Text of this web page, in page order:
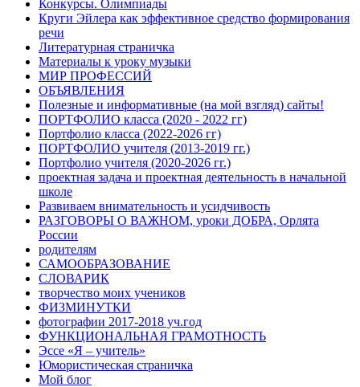
Конкурсы. Олимпиады
Круги Эйлера как эффективное средство формирования
речи
Литературная страничка
Материалы к уроку музыки
МИР ПРОФЕССИЙ
ОБЪЯВЛЕНИЯ
Полезные и информативные (на мой взгляд) сайты!
ПОРТФОЛИО класса (2020 - 2022 гг)
Портфолио класса (2022-2026 гг)
ПОРТФОЛИО учителя (2013-2019 гг.)
Портфолио учителя (2020-2026 гг.)
проектная задача и проектная деятельность в начальной
школе
Развиваем внимательность и усидчивость
РАЗГОВОРЫ О ВАЖНОМ, уроки ДОБРА, Орлята
России
родителям
САМООБРАЗОВАНИЕ
СЛОВАРИК
творчество моих учеников
ФИЗМИНУТКИ
фотографии 2017-2018 уч.год
ФУНКЦИОНАЛЬНАЯ ГРАМОТНОСТЬ
Эссе «Я – учитель»
Юмористическая страничка
Мой блог